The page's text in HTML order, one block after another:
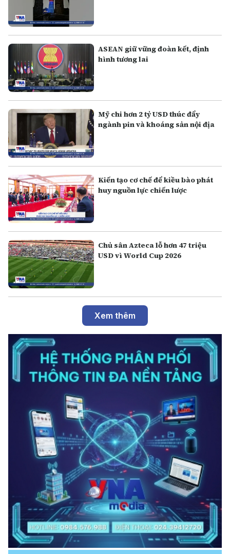
ASEAN giữ vững đoàn kết, định
hình tương lai
Mỹ chi hơn 2 tỷ USD thúc đẩy
ngành pin và khoáng sản nội địa
Kiến tạo cơ chế để kiều bào phát
huy nguồn lực chiến lược
Chủ sân Azteca lỗ hơn 47 triệu
USD vì World Cup 2026
Xem thêm